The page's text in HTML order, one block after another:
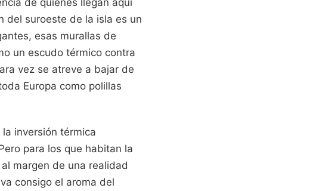
del suroeste de la isla es un
esas murallas de
un escudo térmico contra
vez se atreve a bajar de
Europa como polillas
inversión térmica
para los que habitan la
margen de una realidad
consigo el aroma del